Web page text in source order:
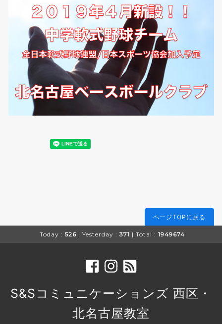
ページTOPに戻る
Today : 526 | Yesterday : 371 | Total : 1949674
S&Sコミュニケーションズ 西区・
北名古屋教室